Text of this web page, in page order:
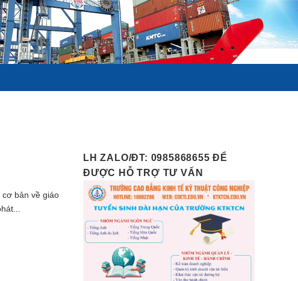
bản về giáo
LH ZALO/ĐT: 0985868655 ĐỂ
ĐƯỢC HỖ TRỢ TƯ VẤN